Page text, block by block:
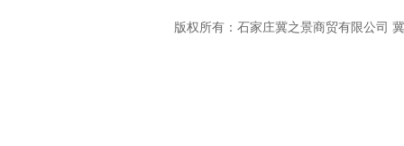
版权所有：石家庄冀之景商贸有限公司